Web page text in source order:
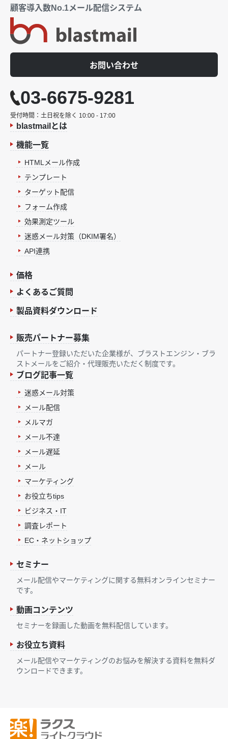
顧客導入数No.1メール配信システム
お問い合わせ
03-6675-9281
受付時間：土日祝を除く 10:00 - 17:00
blastmailとは
機能一覧
HTMLメール作成
テンプレート
ターゲット配信
フォーム作成
効果測定ツール
迷惑メール対策（DKIM署名）
API連携
価格
よくあるご質問
製品資料ダウンロード
販売パートナー募集
パートナー登録いただいた企業様が、ブラストエンジン・ブラ
ストメールをご紹介・代理販売いただく制度です。
ブログ記事一覧
迷惑メール対策
メール配信
メルマガ
メール不達
メール遅延
メール
マーケティング
お役立ちtips
ビジネス・IT
調査レポート
EC・ネットショップ
セミナー
メール配信やマーケティングに関する無料オンラインセミナー
です。
動画コンテンツ
セミナーを録画した動画を無料配信しています。
お役立ち資料
メール配信やマーケティングのお悩みを解決する資料を無料ダ
ウンロードできます。